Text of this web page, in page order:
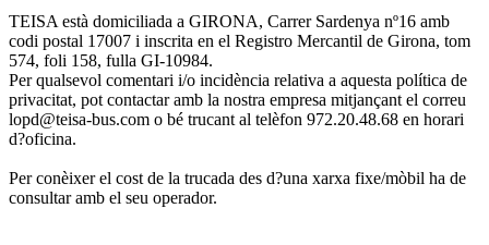
TEISA està domiciliada a GIRONA, Carrer Sardenya nº16 amb
codi postal 17007 i inscrita en el Registro Mercantil de Girona, tom
574, foli 158, fulla GI-10984.
Per qualsevol comentari i/o incidència relativa a aquesta política de
privacitat, pot contactar amb la nostra empresa mitjançant el correu
lopd@teisa-bus.com o bé trucant al telèfon 972.20.48.68 en horari
d?oficina.
Per conèixer el cost de la trucada des d?una xarxa fixe/mòbil ha de
consultar amb el seu operador.